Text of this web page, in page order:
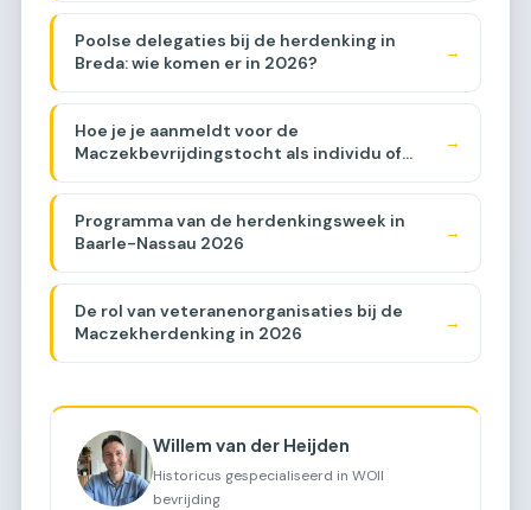
Poolse delegaties bij de herdenking in
Breda: wie komen er in 2026?
→
Hoe je je aanmeldt voor de
Maczekbevrijdingstocht als individu of
→
Programma van de herdenkingsweek in
Baarle-Nassau 2026
→
De rol van veteranenorganisaties bij de
Maczekherdenking in 2026
→
Willem van der Heijden
Historicus gespecialiseerd in WOII
bevrijding